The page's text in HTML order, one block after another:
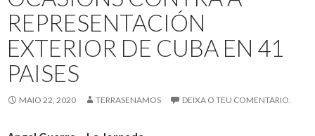
REPRESENTACIÓN
EXTERIOR DE CUBA EN 41
PAISES
MAIO 22, 2020 TERRASENAMOS DEIXA O TEU COMENTARIO.